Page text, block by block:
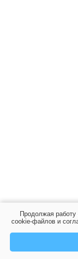
Продолжая
cookie-файлов и